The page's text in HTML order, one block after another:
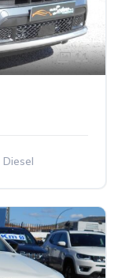
11
Diesel